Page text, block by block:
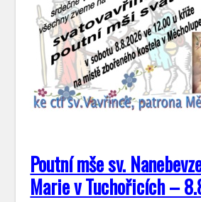
Poutní mše sv.
Marie v Tuchořicích –